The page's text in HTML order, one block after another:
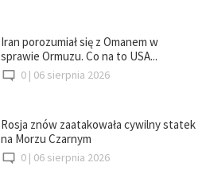
Iran porozumiał się z Omanem w
sprawie Ormuzu. Co na to USA...
0 | 06 sierpnia 2026
Rosja znów zaatakowała cywilny statek
na Morzu Czarnym
0 | 06 sierpnia 2026